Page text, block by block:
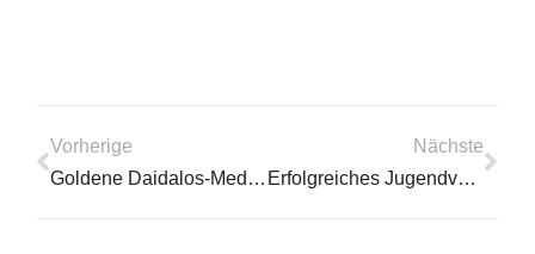
Vorherige
Goldene Daidalos-Medaille des DAeC für Fritz Thiessen
Nächste
Erfolgreiches Jugendvergleichsfliegen